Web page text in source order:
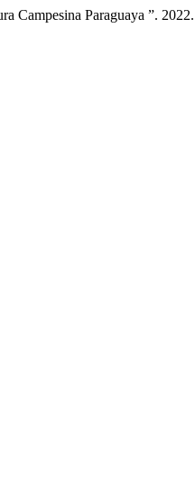
Campesina Paraguaya ”.